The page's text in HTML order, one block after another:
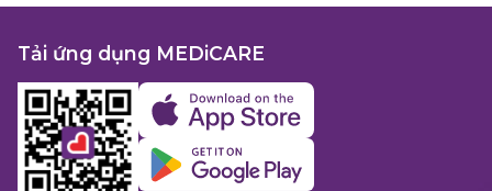
Tải ứng dụng MEDiCARE